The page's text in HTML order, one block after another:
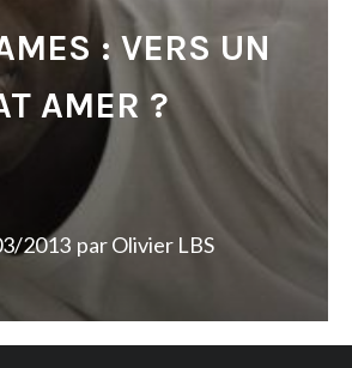
: VERS UN
AMER ?
2013 parOlivier LBS